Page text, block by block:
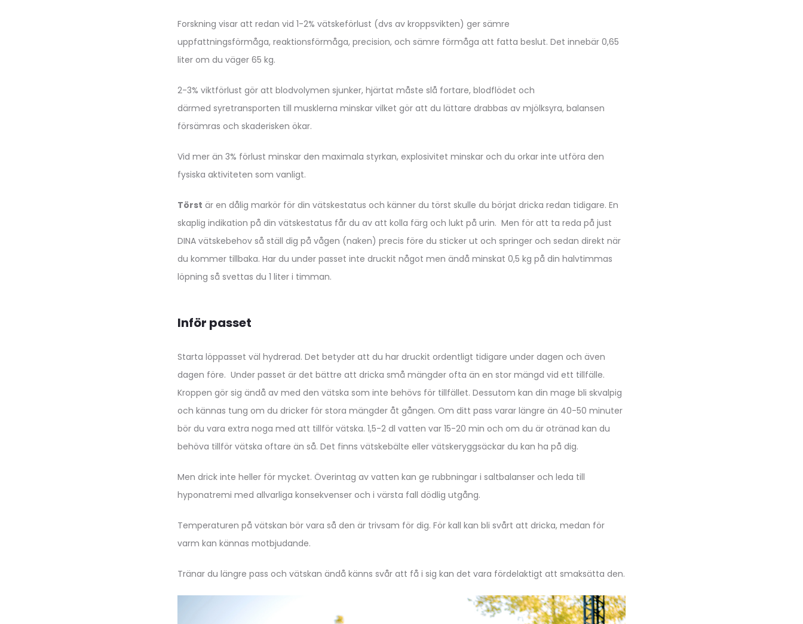
Forskning visar att redan vid 1-2% vätskeförlust (dvs av kroppsvikten) ger sämre
uppfattningsförmåga, reaktionsförmåga, precision, och sämre förmåga att fatta beslut. Det innebär 0,65
liter om du väger 65 kg.
2-3% viktförlust gör att blodvolymen sjunker, hjärtat måste slå fortare, blodflödet och
därmed syretransporten till musklerna minskar vilket gör att du lättare drabbas av mjölksyra, balansen
försämras och skaderisken ökar.
Vid mer än 3% förlust minskar den maximala styrkan, explosivitet minskar och du orkar inte utföra den
fysiska aktiviteten som vanligt.
Törst är en dålig markör för din vätskestatus och känner du törst skulle du börjat dricka redan tidigare. En
skaplig indikation på din vätskestatus får du av att kolla färg och lukt på urin. Men för att ta reda på just
DINA vätskebehov så ställ dig på vågen (naken) precis före du sticker ut och springer och sedan direkt när
du kommer tillbaka. Har du under passet inte druckit något men ändå minskat 0,5 kg på din halvtimmas
löpning så svettas du 1 liter i timman.
Inför passet
Starta löppasset väl hydrerad. Det betyder att du har druckit ordentligt tidigare under dagen och även
dagen före. Under passet är det bättre att dricka små mängder ofta än en stor mängd vid ett tillfälle.
Kroppen gör sig ändå av med den vätska som inte behövs för tillfället. Dessutom kan din mage bli skvalpig
och kännas tung om du dricker för stora mängder åt gången. Om ditt pass varar längre än 40-50 minuter
bör du vara extra noga med att tillför vätska. 1,5-2 dl vatten var 15-20 min och om du är otränad kan du
behöva tillför vätska oftare än så. Det finns vätskebälte eller vätskeryggsäckar du kan ha på dig.
Men drick inte heller för mycket. Överintag av vatten kan ge rubbningar i saltbalanser och leda till
hyponatremi med allvarliga konsekvenser och i värsta fall dödlig utgång.
Temperaturen på vätskan bör vara så den är trivsam för dig. För kall kan bli svårt att dricka, medan för
varm kan kännas motbjudande.
Tränar du längre pass och vätskan ändå känns svår att få i sig kan det vara fördelaktigt att smaksätta den.